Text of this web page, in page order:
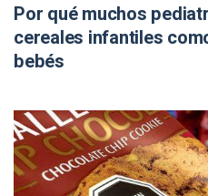
Por qué muchos
cereales infantiles
bebés